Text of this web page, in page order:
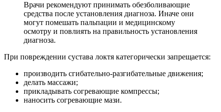
Врачи рекомендуют принимать обезболивающие
средства после установления диагноза. Иначе они
могут помешать пальпации и медицинскому
осмотру и повлиять на правильность установления
диагноза.
При повреждении сустава локтя категорически запрещается:
производить сгибательно-разгибательные движения;
делать массажи;
прикладывать согревающие компрессы;
наносить согревающие мази.